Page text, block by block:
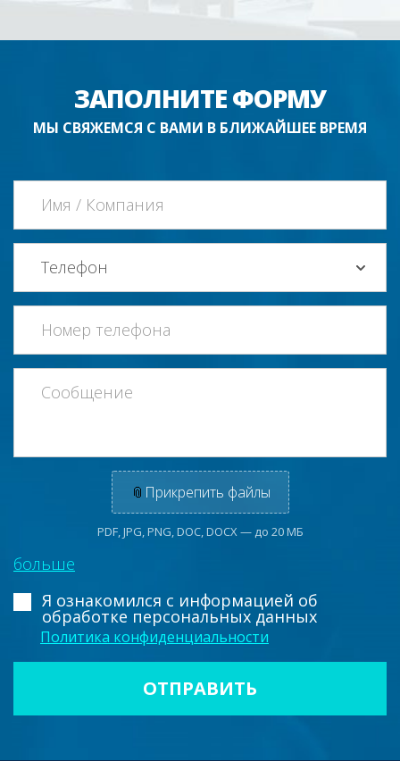
ЗАПОЛНИТЕ ФОРМУ
МЫ СВЯЖЕМСЯ С ВАМИ В БЛИЖАЙШЕЕ ВРЕМЯ
📎 Прикрепить файлы
PDF, JPG, PNG, DOC, DOCX — до 20 МБ
больше
Я ознакомился с информацией об
обработке персональных данных
Политика конфиденциальности